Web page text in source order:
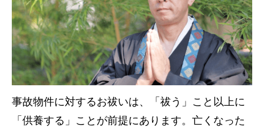
事故物件に対するお祓いは、「祓う」こと以上に
「供養する」ことが前提にあります。亡くなった